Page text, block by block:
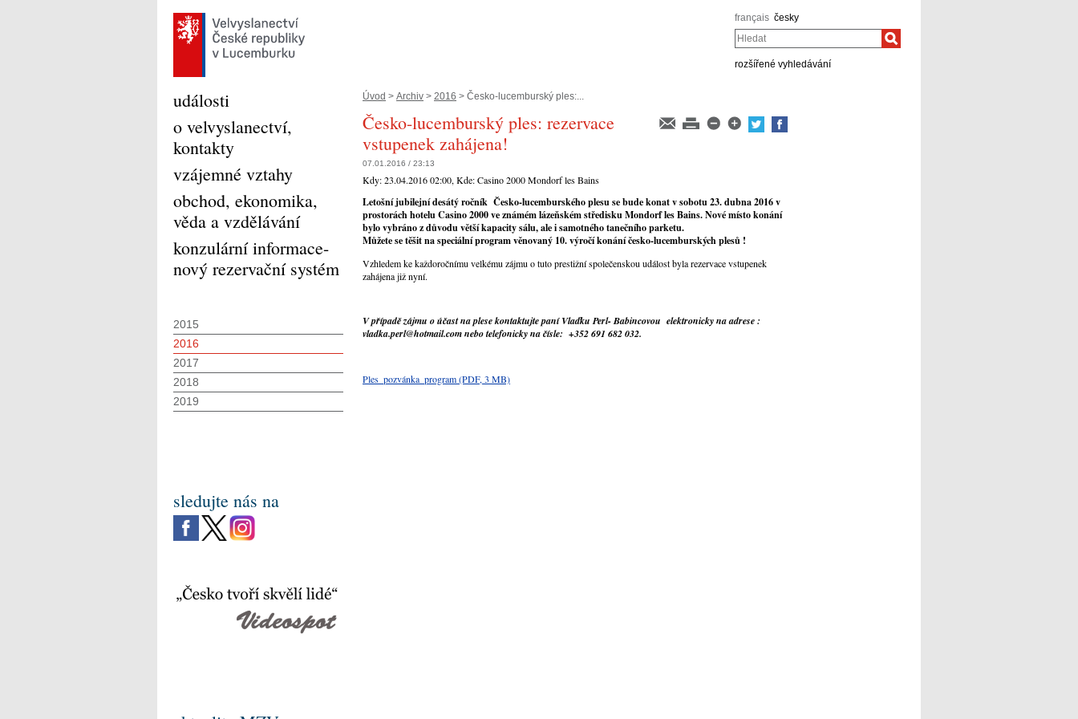
français česky
Hledat
rozšířené vyhledávání
Úvod > Archiv > 2016 > Česko-lucemburský ples:...
Česko-lucemburský ples: rezervace
vstupenek zahájena!
07.01.2016 / 23:13
Kdy:23.04.2016 02:00, Kde:Casino 2000 Mondorf les Bains
Letošní jubilejní desátý ročník Česko-lucemburského plesu se bude konat v sobotu 23. dubna 2016 v
prostorách hotelu Casino 2000 ve známém lázeňském středisku Mondorf les Bains. Nové místo konání
bylo vybráno z důvodu větší kapacity sálu, ale i samotného tanečního parketu.
Můžete se těšit na speciální program věnovaný 10. výročí konání česko-lucemburských plesů !
Vzhledem ke každoročnímu velkému zájmu o tuto prestižní společenskou událost byla rezervace vstupenek
zahájena již nyní.
V případě zájmu o účast na plese kontaktujte paní Vlaďku Perl- Babincovou elektronicky na adrese :
vladka.perl@hotmail.com nebo telefonicky na čísle: +352 691 682 032.
Ples_pozvánka_program(PDF, 3 MB)
události
o velvyslanectví,
kontakty
vzájemné vztahy
obchod, ekonomika,
věda a vzdělávání
konzulární informace-
nový rezervační systém
2015
2016
2017
2018
2019
sledujte nás na